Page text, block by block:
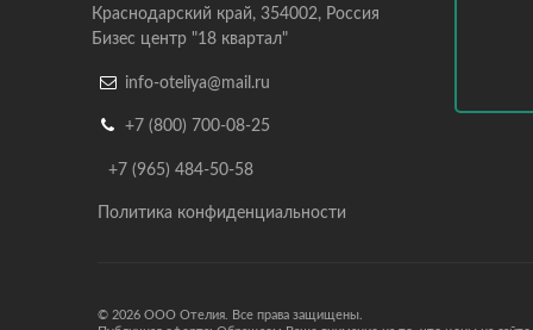
Краснодарский край, 354002, Россия
Бизес центр "18 квартал"
 info-oteliya@mail.ru
 +7 (800) 700-08-25
+7 (965) 484-50-58
Политика конфиденциальности
© 2026 ООО Отелия. Все права защищены.